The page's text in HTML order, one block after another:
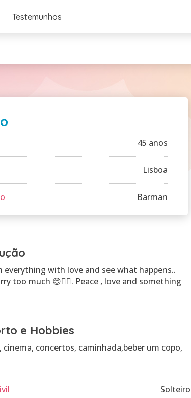
Testemunhos
45 anos
Lisboa
Barman
everything with love and see what happens..
too much 😊✌🏽. Peace , love and something
e Hobbies
cinema, concertos, caminhada,beber um copo,
Solteiro